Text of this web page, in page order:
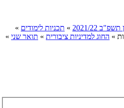
2021/22
» תכניות לימודים »
» החוג למדיניות ציבורית » תואר שני »